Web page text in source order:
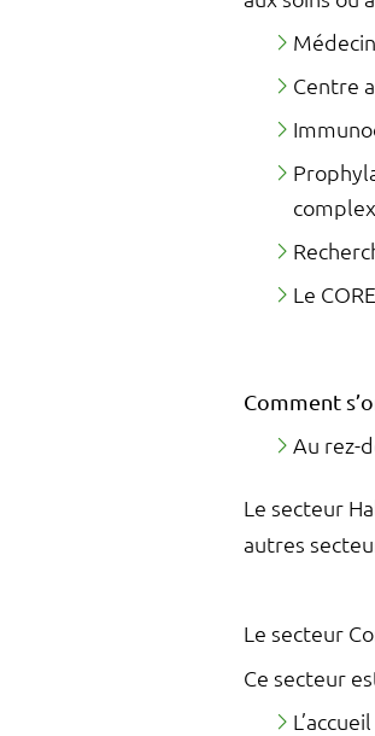
Centre
Le
Comment
Au rez-
Le secteur
autres
Le secteur
Ce secteur